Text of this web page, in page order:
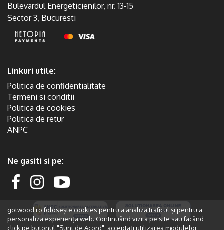
gotwood.ro folosește cookies pentru a analiza traficul și pentru a
personaliza experiența web. Continuând vizita pe site sau facând
click pe butonul "Sunt de Acord", acceptați utilizarea modulelor
Bulevardul Energeticienilor, nr. 13-15
Sector 3, Bucuresti
Linkuri utile:
Politica de confidentialitate
Termeni si conditii
Politica de cookies
Politica de retur
ANPC
Ne gasiti si pe: